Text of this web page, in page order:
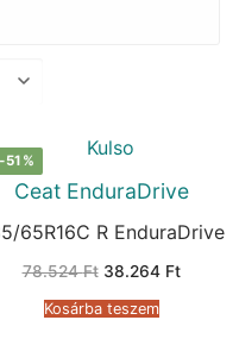
-51%
Ceat EnduraDrive
65R16C R EnduraDrive
78.524Ft Original
was:
78.524 Ft.
38.264 FtCurrent
Kosárba teszem